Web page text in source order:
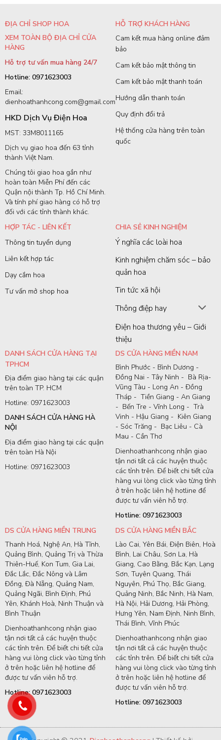
ĐỊA CHỈ SHOP HOA
XEM TOÀN BỘ ĐỊA CHỈ CỬA
HÀNG
Hỗ trợ tư vấn mua hàng 24/7
Hotline: 0971623003
Email:
dienhoathanhcong.com@gmail.com
HKD Dịch Vụ Điện Hoa
MST: 33M8011165
Dịch vụ giao hoa đến 63 tỉnh
thành Việt Nam.
Chúng tôi giao hoa gần như
hoàn toàn Miễn Phí đến các
Quận nội thành Tp. Hồ Chí Minh.
Và tính phí giao hàng có hỗ trợ
đối với các tỉnh thành khác.
HỖ TRỢ KHÁCH HÀNG
Cam kết mua hàng online đảm
bảo
Cam kết bảo mật thông tin
Cam kết bảo mật thanh toán
Hướng dẫn thanh toán
Quy định đổi trả
Hệ thống cửa hàng trên toàn
quốc
HỢP TÁC - LIÊN KẾT
Thông tin tuyển dụng
Liên kết hợp tác
Dạy cắm hoa
Tư vấn mở shop hoa
CHIA SẺ KINH NGHIỆM
Ý nghĩa các loài hoa
Kinh nghiệm chăm sóc – bảo
quản hoa
Tin tức xã hội
Thông điệp hay
Điện hoa thương yêu – Giới
thiệu
DANH SÁCH CỬA HÀNG TẠI
TPHCM
Địa điểm giao hàng tại các quận
trên toàn TP. HCM
Hotline: 0971623003
DANH SÁCH CỬA HÀNG HÀ
NỘI
Địa điểm giao hàng tại các quận
trên toàn Hà Nội
Hotline: 0971623003
DS CỬA HÀNG MIỀN NAM
Bình Phước - Bình Dương -
Đồng Nai - Tây Ninh - Bà Rịa-
Vũng Tàu - Long An - Đồng
Tháp - Tiền Giang - An Giang
- Bến Tre - Vĩnh Long - Trà
Vinh - Hậu Giang - Kiên Giang
- Sóc Trăng - Bạc Liêu - Cà
Mau - Cần Thơ
Dienhoathanhcong nhận giao
tận nơi tất cả các huyện thuộc
các tỉnh trên. Để biết chi tiết cửa
hàng vui lòng click vào từng tỉnh
ở trên hoặc liên hệ hotline để
được tư vấn viên hỗ trợ.
Hotline: 0971623003
DS CỬA HÀNG MIỀN TRUNG
Thanh Hoá, Nghệ An, Hà Tĩnh,
Quảng Bình, Quảng Trị và Thừa
Thiên-Huế, Kon Tum, Gia Lai,
Đắc Lắc, Đắc Nông và Lâm
Đồng, Đà Nẵng, Quảng Nam,
Quảng Ngãi, Bình Định, Phú
Yên, Khánh Hoà, Ninh Thuận và
Bình Thuận
Dienhoathanhcong nhận giao
tận nơi tất cả các huyện thuộc
các tỉnh trên. Để biết chi tiết cửa
hàng vui lòng click vào từng tỉnh
ở trên hoặc liên hệ hotline để
được tư vấn viên hỗ trợ.
Hotline: 0971623003
DS CỬA HÀNG MIỀN BẮC
Lào Cai, Yên Bái, Điện Biên, Hoà
Bình, Lai Châu, Sơn La, Hà
Giang, Cao Bằng, Bắc Kạn, Lạng
Sơn, Tuyên Quang, Thái
Nguyên, Phú Thọ, Bắc Giang,
Quảng Ninh, Bắc Ninh, Hà Nam,
Hà Nội, Hải Dương, Hải Phòng,
Hưng Yên, Nam Định, Ninh Bình,
Thái Bình, Vĩnh Phúc
Dienhoathanhcong nhận giao
tận nơi tất cả các huyện thuộc
các tỉnh trên. Để biết chi tiết cửa
hàng vui lòng click vào từng tỉnh
ở trên hoặc liên hệ hotline để
được tư vấn viên hỗ trợ.
Hotline: 0971623003